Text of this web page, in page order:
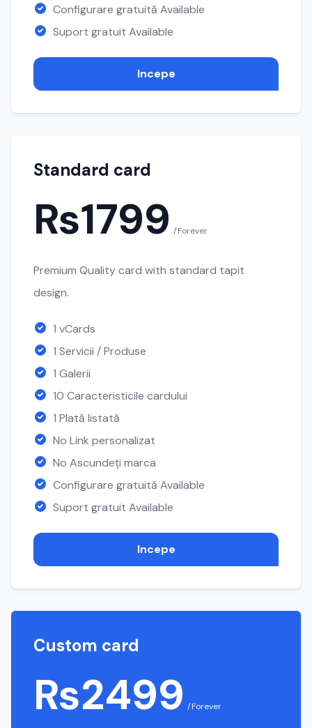
Configurare gratuită Available
Suport gratuit Available
Incepe
Standard card
₨1799 /Forever
Premium Quality card with standard tapit
design.
1 vCards
1 Servicii / Produse
1 Galerii
10 Caracteristicile cardului
1 Plată listată
No Link personalizat
No Ascundeți marca
Configurare gratuită Available
Suport gratuit Available
Incepe
Custom card
₨2499 /Forever